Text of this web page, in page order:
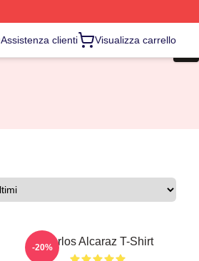
Assistenza clienti Visualizza carrello
Carlos Alcaraz T-Shirt
-20%